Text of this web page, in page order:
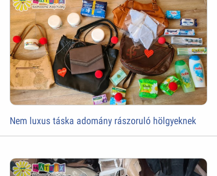
Nem luxus táska adomány rászoruló hölgyeknek